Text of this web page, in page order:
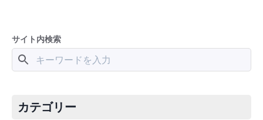
サイト内検索
カテゴリー